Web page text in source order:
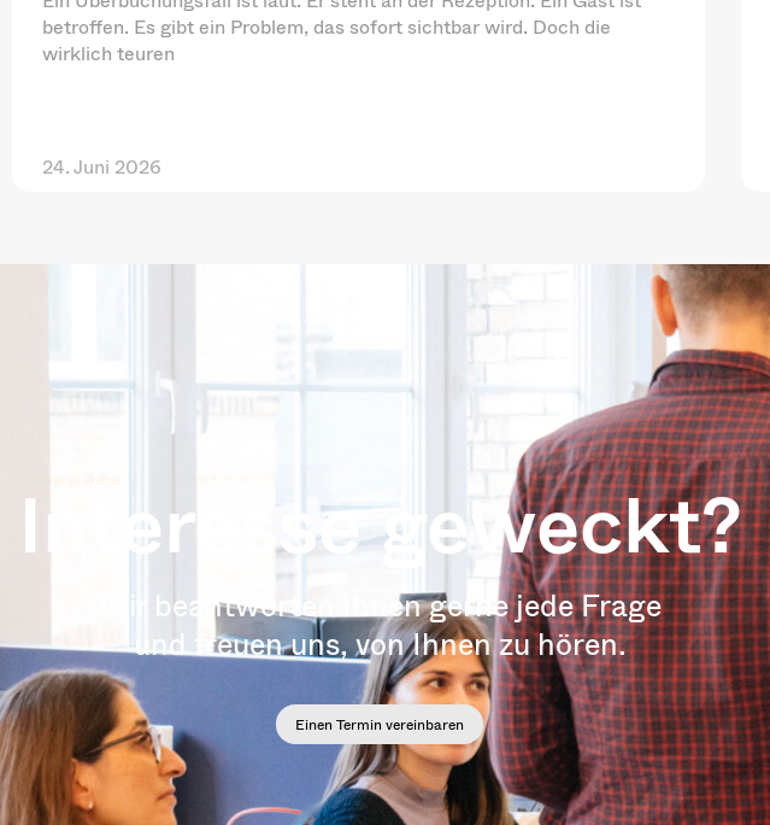
betroffen. Es gibt ein Problem, das sofort sichtbar wird. Doch die
wirklich teuren
24. Juni 2026
Interesse geweckt?
Wir beantworten Ihnen gerne jede Frage
und freuen uns, von Ihnen zu hören.
Einen Termin vereinbaren